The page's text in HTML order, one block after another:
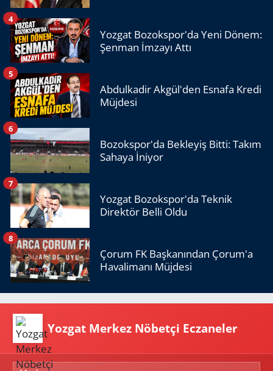
Yozgat Bozokspor'da Yeni Dönem:
Şenman İmzayı Attı
4
Abdulkadir Akgül'den Esnafa Kredi
Müjdesi
5
Bozokspor'da Bekleyiş Bitti: Takım
Sahaya İniyor
6
Yozgat Bozokspor'da Teknik
Direktör Belli Oldu
7
Çorum FK Başkanından Çorum'a
Havalimanı Müjdesi
8
Yozgat Merkez Nöbetçi Eczaneler